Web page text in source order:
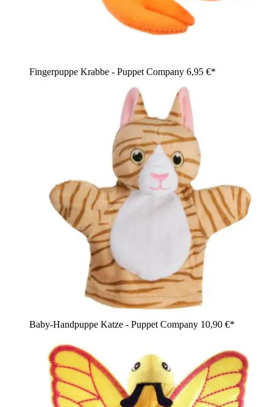
Fingerpuppe Krabbe - Puppet Company 6,95 €*
Baby-Handpuppe Katze - Puppet Company 10,90 €*